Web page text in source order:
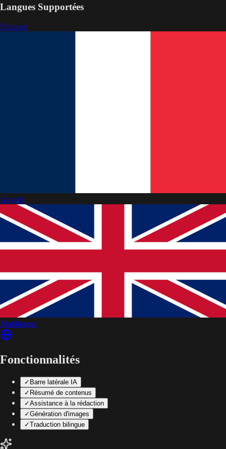
Langues Supportées
Français
Anglais
Multilingue
Fonctionnalités
✓ Barre latérale IA
✓ Résumé de contenus
✓Assistance à la rédaction
✓Génération d'images
✓Traduction bilingue